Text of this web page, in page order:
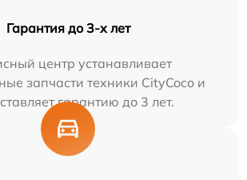
Гарантия до 3-х лет
центр устанавливает
запчасти техники CityCoco и
гарантию до 3 лет.